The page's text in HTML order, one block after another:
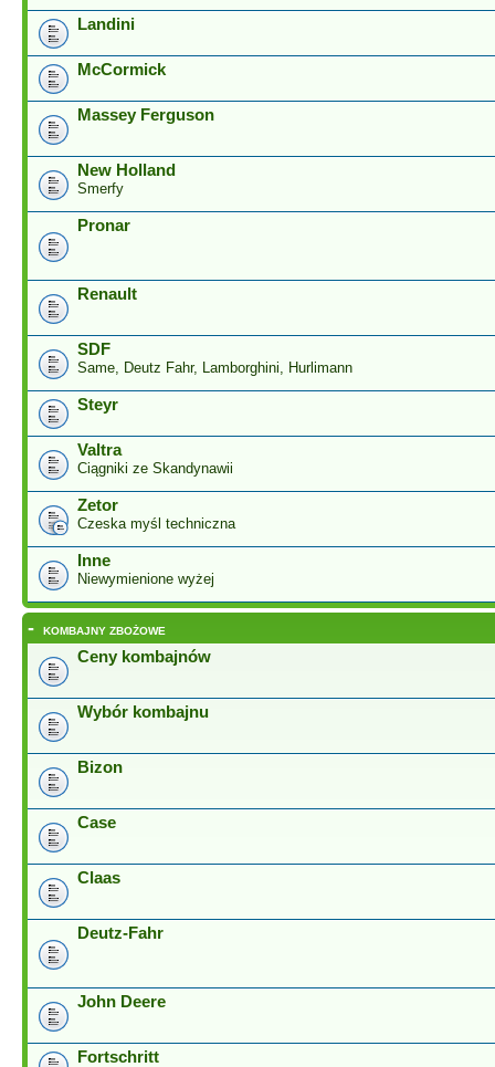
Landini
McCormick
Massey Ferguson
New Holland
Smerfy
Pronar
Renault
SDF
Same, Deutz Fahr, Lamborghini, Hurlimann
Steyr
Valtra
Ciągniki ze Skandynawii
Zetor
Czeska myśl techniczna
Inne
Niewymienione wyżej
- KOMBAJNY ZBOŻOWE
Ceny kombajnów
Wybór kombajnu
Bizon
Case
Claas
Deutz-Fahr
John Deere
Fortschritt